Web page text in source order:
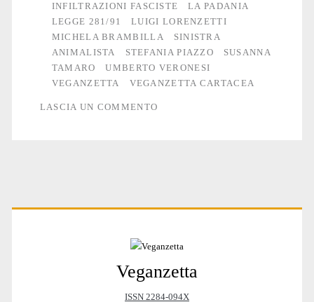
INFILTRAZIONI FASCISTE
LA PADANIA
LEGGE 281/91
LUIGI LORENZETTI
MICHELA BRAMBILLA
SINISTRA
ANIMALISTA
STEFANIA PIAZZO
SUSANNA
TAMARO
UMBERTO VERONESI
VEGANZETTA
VEGANZETTA CARTACEA
LASCIA UN COMMENTO
Primary
Veganzetta
ISSN 2284-094X